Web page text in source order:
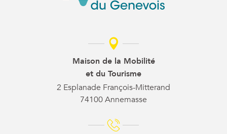
Maison de la Mobilité
et du Tourisme
2 Esplanade François-Mitterand
74100 Annemasse